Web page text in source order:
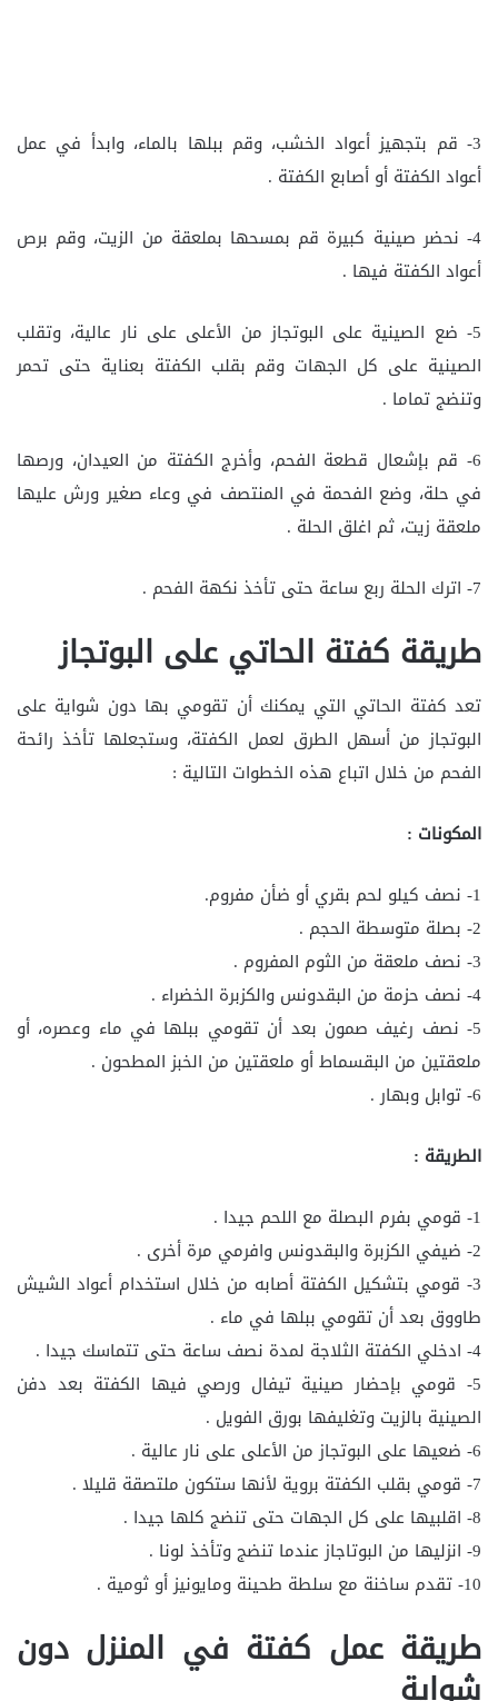
3- قم بتجهيز أعواد الخشب، وقم ببلها بالماء، وابدأ في عمل
أعواد الكفتة أو أصابع الكفتة .
4- نحضر صينية كبيرة قم بمسحها بملعقة من الزيت، وقم برص
أعواد الكفتة فيها .
5- ضع الصينية على البوتجاز من الأعلى على نار عالية، وتقلب
الصينية على كل الجهات وقم بقلب الكفتة بعناية حتى تحمر
وتنضج تماما .
6- قم بإشعال قطعة الفحم، وأخرج الكفتة من العيدان، ورصها
في حلة، وضع الفحمة في المنتصف في وعاء صغير ورش عليها
ملعقة زيت، ثم اغلق الحلة .
7- اترك الحلة ربع ساعة حتى تأخذ نكهة الفحم .
طريقة كفتة الحاتي على البوتجاز
تعد كفتة الحاتي التي يمكنك أن تقومي بها دون شواية على
البوتجاز من أسهل الطرق لعمل الكفتة، وستجعلها تأخذ رائحة
الفحم من خلال اتباع هذه الخطوات التالية :
المكونات :
1- نصف كيلو لحم بقري أو ضأن مفروم.
2- بصلة متوسطة الحجم .
3- نصف ملعقة من الثوم المفروم .
4- نصف حزمة من البقدونس والكزبرة الخضراء .
5- نصف رغيف صمون بعد أن تقومي ببلها في ماء وعصره، أو
ملعقتين من البقسماط أو ملعقتين من الخبز المطحون .
6- توابل وبهار .
الطريقة :
1- قومي بفرم البصلة مع اللحم جيدا .
2- ضيفي الكزبرة والبقدونس وافرمي مرة أخرى .
3- قومي بتشكيل الكفتة أصابه من خلال استخدام أعواد الشيش
طاووق بعد أن تقومي ببلها في ماء .
4- ادخلي الكفتة الثلاجة لمدة نصف ساعة حتى تتماسك جيدا .
5- قومي بإحضار صينية تيفال ورصي فيها الكفتة بعد دفن
الصينية بالزيت وتغليفها بورق الفويل .
6- ضعيها على البوتجاز من الأعلى على نار عالية .
7- قومي بقلب الكفتة بروية لأنها ستكون ملتصقة قليلا .
8- اقلبيها على كل الجهات حتى تنضج كلها جيدا .
9- انزليها من البوتاجاز عندما تنضج وتأخذ لونا .
10- تقدم ساخنة مع سلطة طحينة ومايونيز أو ثومية .
طريقة عمل كفتة في المنزل دون